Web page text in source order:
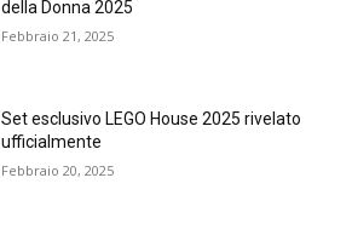
della Donna 2025
Febbraio 21, 2025
Set esclusivo LEGO House 2025 rivelato
ufficialmente
Febbraio 20, 2025